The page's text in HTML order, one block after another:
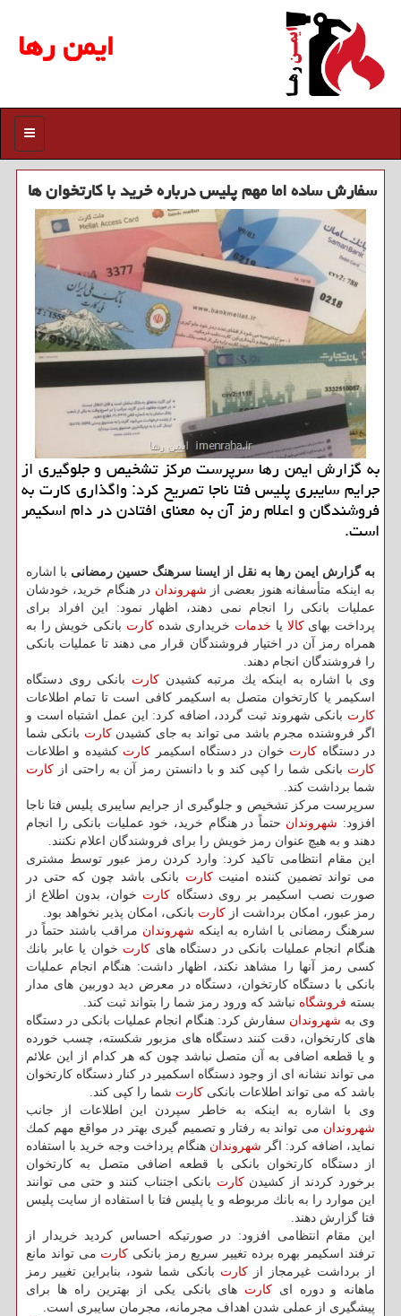
ایمن رها
منو
سفارش ساده اما مهم پلیس درباره خرید با كارتخوان ها
به گزارش ایمن رها سرپرست مركز تشخیص و جلوگیری از
جرایم سایبری پلیس فتا ناجا تصریح كرد: واگذاری كارت به
فروشندگان و اعلام رمز آن به معنای افتادن در دام اسكیمر
است.
به گزارش ایمن رها به نقل از ایسنا سرهنگ حسین رمضانی با اشاره
به اینكه متأسفانه هنوز بعضی از شهروندان در هنگام خرید، خودشان
عملیات بانكی را انجام نمی دهند، اظهار نمود: این افراد برای
پرداخت بهایكالا یا خدمات خریداری شدهكارت بانكی خویش را به
همراه رمز آن در اختیار فروشندگان قرار می دهند تا عملیات بانكی
را فروشندگان انجام دهند.
وی با اشاره به اینكه یك مرتبه كشیدنكارت بانكی روی دستگاه
اسكیمر یا كارتخوان متصل به اسكیمر كافی است تا تمام اطلاعات
كارت بانكی شهروند ثبت گردد، اضافه كرد: این عمل اشتباه است و
اگر فروشنده مجرم باشد می تواند به جای كشیدنكارت بانكی شما
در دستگاه كارت خوان در دستگاه اسكیمر كارت كشیده و اطلاعات
كارت بانكی شما را كپی كند و با دانستن رمز آن به راحتی از كارت
شما برداشت كند.
سرپرست مركز تشخیص و جلوگیری از جرایم سایبری پلیس فتا ناجا
افزود: شهروندان حتماً در هنگام خرید، خود عملیات بانكی را انجام
دهند و به هیچ عنوان رمز خویش را برای فروشندگان اعلام نكنند.
این مقام انتظامی تاكید كرد: وارد كردن رمز عبور توسط مشتری
می تواند تضمین كننده امنیتكارت بانكی باشد چون كه حتی در
صورت نصب اسكیمر بر روی دستگاه كارت خوان، بدون اطلاع از
رمز عبور، امكان برداشت از كارت بانكی، امكان پذیر نخواهد بود.
سرهنگ رمضانی با اشاره به اینكه شهروندان مراقب باشند حتماً در
هنگام انجام عملیات بانكی در دستگاه های كارت خوان یا عابر بانك
كسی رمز آنها را مشاهد نكند، اظهار داشت: هنگام انجام عملیات
بانكی با دستگاه كارتخوان، دستگاه در معرض دید دوربین های مدار
بسته فروشگاه نباشد كه ورود رمز شما را بتواند ثبت كند.
وی به شهروندان سفارش كرد: هنگام انجام عملیات بانكی در دستگاه
های كارتخوان، دقت كنند دستگاه های مزبور شكسته، چسب خورده
و یا قطعه اضافی به آن متصل نباشد چون كه هر كدام از این علائم
می تواند نشانه ای از وجود دستگاه اسكمیر در كنار دستگاه كارتخوان
باشد كه می تواند اطلاعات بانكی كارت شما را كپی كند.
وی با اشاره به اینكه به خاطر سپردن این اطلاعات از جانب
شهروندان می تواند به رفتار و تصمیم گیری بهتر در مواقع مهم كمك
نماید، اضافه كرد: اگر شهروندان هنگام پرداخت وجه خرید با استفاده
از دستگاه كارتخوان بانكی با قطعه اضافی متصل به كارتخوان
برخورد كردند از كشیدنكارت بانكی اجتناب كنند و حتی می توانند
این موارد را به بانك مربوطه و یا پلیس فتا با استفاده از سایت پلیس
فتا گزارش دهند.
این مقام انتظامی افزود: در صورتیكه احساس كردید خریدار از
ترفند اسكیمر بهره برده تغییر سریع رمز بانكی كارت می تواند مانع
از برداشت غیرمجاز ازكارت بانكی شما شود، بنابراین تغییر رمز
ماهانه و دوره ای كارت های بانكی یكی از بهترین راه ها برای
پیشگیری از عملی شدن اهداف مجرمانه، مجرمان سایبری است.